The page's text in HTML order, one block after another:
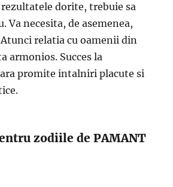
dorite, trebuie sa
Va necesita, de asemenea,
relatia cu oamenii din
armonios. Succes la
promite intalniri placute si
zodiile de PAMANT